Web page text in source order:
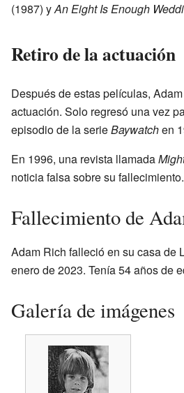
(1987) yAn Eight Is Enough
Retiro de la actuación
Después de estas películas,
actuación. Solo regresó una vez
episodio de la serieBaywatchen
En 1996, una revista llamada
noticia falsa sobre su fallecimiento.
Fallecimiento de
Adam Rich falleció en su casa de
enero de 2023. Tenía 54 años de
Galería de imágenes